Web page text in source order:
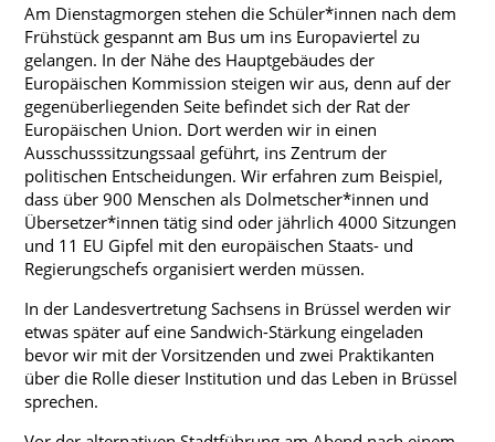
Aktuelles Schuljahr
Termine
Regelungen und Organisation
Fachkonferenzen
Archiv
Unterrichtszeiten
Am Dienstagmorgen stehen die Schüler*innen nach dem
Frühstück gespannt am Bus um ins Europaviertel zu
gelangen. In der Nähe des Hauptgebäudes der
Europäischen Kommission steigen wir aus, denn auf der
gegenüberliegenden Seite befindet sich der Rat der
Europäischen Union. Dort werden wir in einen
Ausschusssitzungssaal geführt, ins Zentrum der
politischen Entscheidungen. Wir erfahren zum Beispiel,
dass über 900 Menschen als Dolmetscher*innen und
Übersetzer*innen tätig sind oder jährlich 4000 Sitzungen
und 11 EU Gipfel mit den europäischen Staats- und
Regierungschefs organisiert werden müssen.
In der Landesvertretung Sachsens in Brüssel werden wir
etwas später auf eine Sandwich-Stärkung eingeladen
bevor wir mit der Vorsitzenden und zwei Praktikanten
über die Rolle dieser Institution und das Leben in Brüssel
sprechen.